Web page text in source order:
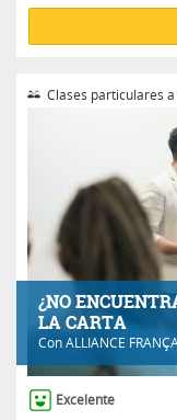
¿NO
LA CARTA
ConALLIANCE
Clases particulares
Excelente